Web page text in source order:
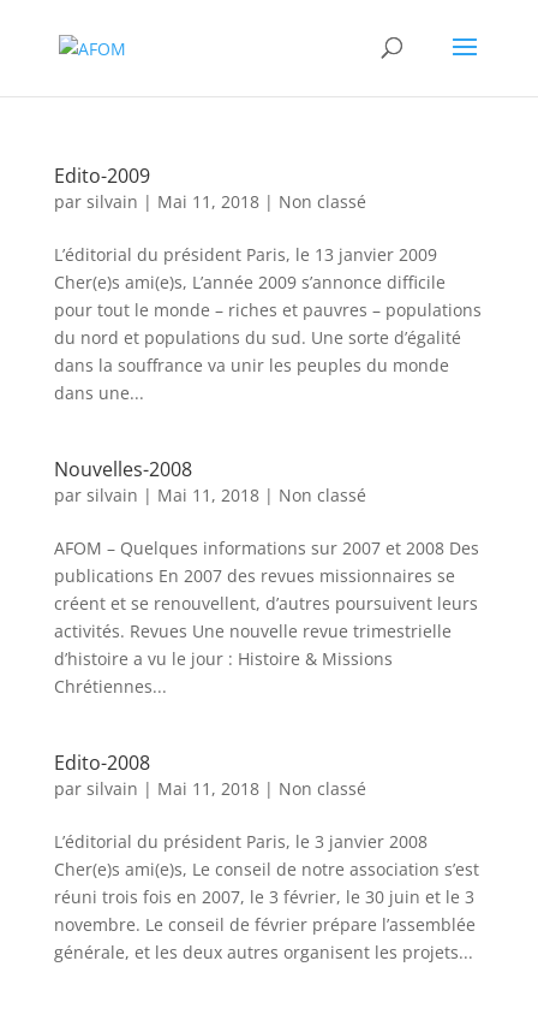
Edito-2009
par silvain | Mai 11, 2018| Non classé
L’éditorial du président Paris, le 13 janvier 2009
Cher(e)s ami(e)s, L’année 2009 s’annonce difficile
pour tout le monde – riches et pauvres – populations
du nord et populations du sud. Une sorte d’égalité
dans la souffrance va unir les peuples du monde
dans une...
Nouvelles-2008
par silvain | Mai 11, 2018| Non classé
AFOM – Quelques informations sur 2007 et 2008 Des
publications En 2007 des revues missionnaires se
créent et se renouvellent, d’autres poursuivent leurs
activités. Revues Une nouvelle revue trimestrielle
d’histoire a vu le jour : Histoire & Missions
Chrétiennes...
Edito-2008
par silvain | Mai 11, 2018| Non classé
L’éditorial du président Paris, le 3 janvier 2008
Cher(e)s ami(e)s, Le conseil de notre association s’est
réuni trois fois en 2007, le 3 février, le 30 juin et le 3
novembre. Le conseil de février prépare l’assemblée
générale, et les deux autres organisent les projets...